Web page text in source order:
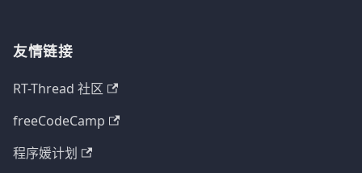
友情链接
RT-Thread 社区
freeCodeCamp
程序媛计划